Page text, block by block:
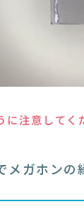
に注意してく
メガホンの